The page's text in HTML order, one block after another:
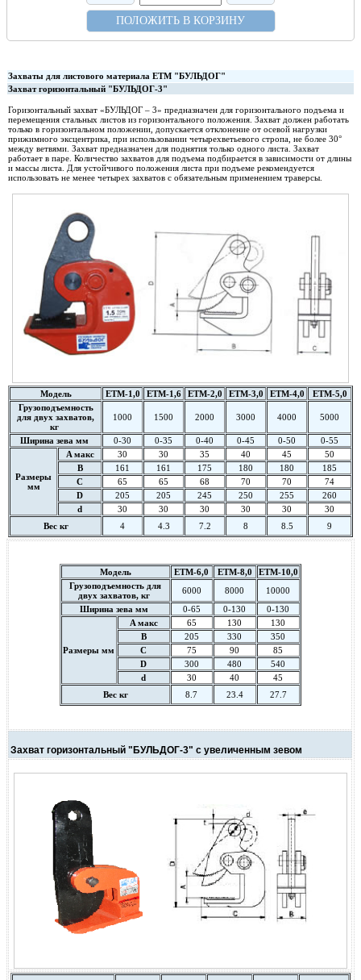
ПОЛОЖИТЬ В КОРЗИНУ
Захваты для листового материала ETM "БУЛЬДОГ"
Захват горизонтальный "БУЛЬДОГ-3"
Горизонтальный захват «БУЛЬДОГ – 3» предназначен для горизонтального подъема и
перемещения стальных листов из горизонтального положения. Захват должен работать
только в горизонтальном положении, допускается отклонение от осевой нагрузки
прижимного эксцентрика, при использовании четырехветьевого стропа, не более 30°
между ветвями. Захват предназначен для поднятия только одного листа. Захват
работает в паре. Количество захватов для подъема подбирается в зависимости от длины
и массы листа. Для устойчивого положения листа при подъеме рекомендуется
использовать не менее четырех захватов с обязательным применением траверсы.
Модель ETM-1,0 ETM-1,6 ETM-2,0 ETM-3,0 ETM-4,0
ETM-5,0
Грузоподъемность
для двух захватов,
кг
1000 1500 2000 3000 4000 5000
Ширина зева мм 0-30 0-35 0-40 0-45 0-50 0-55
Размеры
мм
A макс 30 30 35 40 45
50
B
161 161 175 180 180
185
C
65 65 68 70 70
74
D
205 205 245 250 255
260
d
30 30 30 30 30
30
Вес кг
4 4.3 7.2 8 8.5 9
Модель ETM-6,0 ETM-8,0
ETM-10,0
Грузоподъемность для
двух захватов, кг
6000 8000
10000
Ширина зева мм
0-65 0-130 0-130
Размеры мм
A макс 65 130
130
B
205 330
350
C
75 90
85
D
300 480
540
d
30 40
45
Вес кг
8.7 23.4 27.7
Захват горизонтальный "БУЛЬДОГ-3" с увеличенным зевом